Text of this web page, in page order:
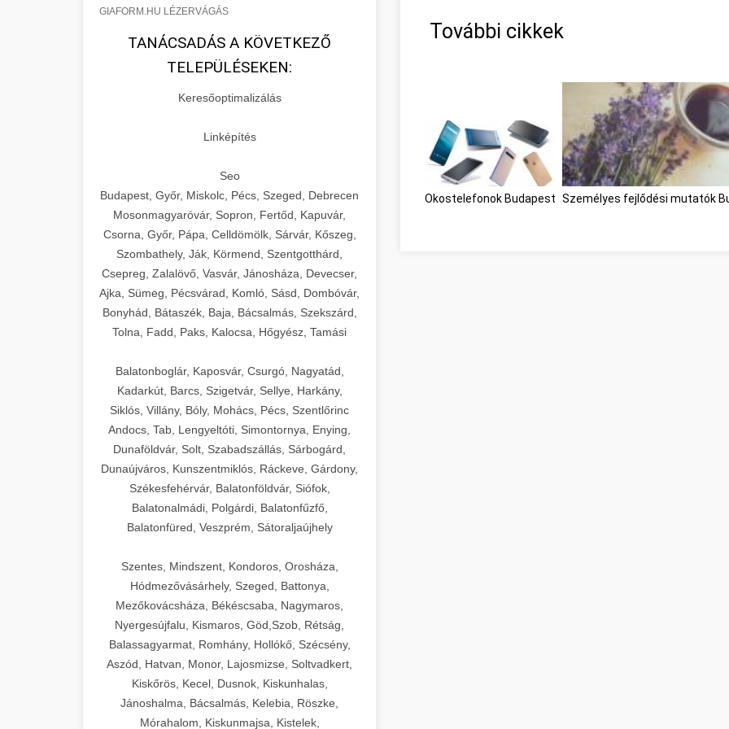
GIAFORM.HU LÉZERVÁGÁS
TANÁCSADÁS A KÖVETKEZŐ
TELEPÜLÉSEKEN:
Keresőoptimalizálás
Linképítés
Seo
Budapest, Győr, Miskolc, Pécs, Szeged, Debrecen
Mosonmagyaróvár, Sopron, Fertőd, Kapuvár,
Csorna, Győr, Pápa, Celldömölk, Sárvár, Kőszeg,
Szombathely, Ják, Körmend, Szentgotthárd,
Csepreg, Zalalövő, Vasvár, Jánosháza, Devecser,
Ajka, Sümeg, Pécsvárad, Komló, Sásd, Dombóvár,
Bonyhád, Bátaszék, Baja, Bácsalmás, Szekszárd,
Tolna, Fadd, Paks, Kalocsa, Hőgyész, Tamási
Balatonboglár, Kaposvár, Csurgó, Nagyatád,
Kadarkút, Barcs, Szigetvár, Sellye, Harkány,
Siklós, Villány, Bóly, Mohács, Pécs, Szentlőrinc
Andocs, Tab, Lengyeltóti, Simontornya, Enying,
Dunaföldvár, Solt, Szabadszállás, Sárbogárd,
Dunaújváros, Kunszentmiklós, Ráckeve, Gárdony,
Székesfehérvár, Balatonföldvár, Siófok,
Balatonalmádi, Polgárdi, Balatonfűzfő,
Balatonfüred, Veszprém, Sátoraljaújhely
Szentes, Mindszent, Kondoros, Orosháza,
Hódmezővásárhely, Szeged, Battonya,
Mezőkovácsháza, Békéscsaba, Nagymaros,
Nyergesújfalu, Kismaros, Göd,Szob, Rétság,
Balassagyarmat, Romhány, Hollókő, Szécsény,
Aszód, Hatvan, Monor, Lajosmizse, Soltvadkert,
Kiskőrös, Kecel, Dusnok, Kiskunhalas,
Jánoshalma, Bácsalmás, Kelebia, Röszke,
Mórahalom, Kiskunmajsa, Kistelek,
További cikkek
Okostelefonok Budapest Személyes fejlődési mutatók